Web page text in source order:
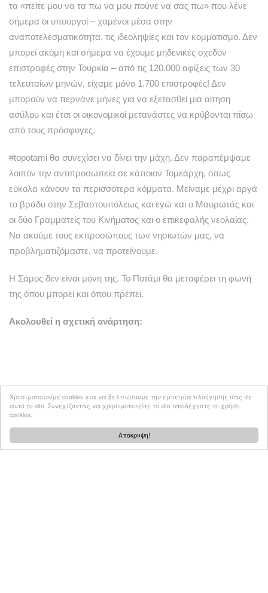
Απόκρυψη!
Χρησιμοποιούμε cookies για να βελτιώσουμε την εμπειρία πλοήγησής σας σε
αυτό το site. Συνεχίζοντας να χρησιμοποιείτε το site αποδέχεστε τη χρήση
cookies.
τα «πείτε μου να τα πω να μου πούνε να σας πω» που λένε
σήμερα οι υπουργοί – χαμένοι μέσα στην
αναποτελεσματικότητα, τις ιδεοληψίες και τον κομματισμό. Δεν
μπορεί ακόμη και σήμερα να έχουμε μηδενικές σχεδόν
επιστροφές στην Τουρκία – από τις 120.000 αφίξεις των 30
τελευταίων μηνών, είχαμε μόνο 1.700 επιστροφές! Δεν
μπορούν να περνάνε μήνες για να εξετασθεί μια αίτηση
ασύλου και έτσι οι οικονομικοί μετανάστες να κρύβονται πίσω
από τους πρόσφυγες.
#topotami θα συνεχίσει να δίνει την μάχη. Δεν παραπέμψαμε
λοιπόν την αντιπροσωπεία σε κάποιον Τομεάρχη, όπως
εύκολα κάνουν τα περισσότερα κόμματα. Μείναμε μέχρι αργά
το βράδυ στην Σεβαστουπόλεως και εγώ και ο Μαυρωτάς και
οι δύο Γραμματείς του Κινήματος και ο επικεφαλής νεολαίας.
Να ακούμε τους εκπροσώπους των νησιωτών μας, να
προβληματιζόμαστε, να προτείνουμε.
Η Σάμος δεν είναι μόνη της. Το Ποτάμι θα μεταφέρει τη φωνή
της όπου μπορεί και όπου πρέπει.
Ακολουθεί η σχετική ανάρτηση: